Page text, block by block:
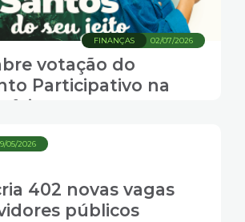
02/07/2026
FINANÇAS
votação do
Participativo na
feira
05/2026
402 novas vagas
públicos